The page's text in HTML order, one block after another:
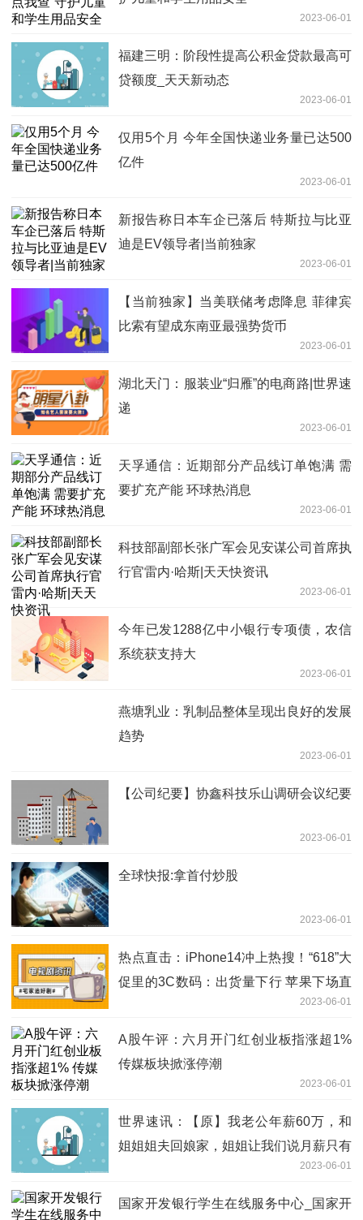
2023-06-01
福建三明：阶段性提高公积金贷款最高可
贷额度_天天新动态
2023-06-01
仅用5个月 今年全国快递业务量已达500
亿件
2023-06-01
新报告称日本车企已落后 特斯拉与比亚
迪是EV领导者|当前独家
2023-06-01
【当前独家】当美联储考虑降息 菲律宾
比索有望成东南亚最强势货币
2023-06-01
湖北天门：服装业“归雁”的电商路|世界速
递
2023-06-01
天孚通信：近期部分产品线订单饱满 需
要扩充产能 环球热消息
2023-06-01
科技部副部长张广军会见安谋公司首席执
行官雷内·哈斯|天天快资讯
2023-06-01
今年已发1288亿中小银行专项债，农信
系统获支持大
2023-06-01
燕塘乳业：乳制品整体呈现出良好的发展
趋势
2023-06-01
【公司纪要】协鑫科技乐山调研会议纪要
2023-06-01
全球快报:拿首付炒股
2023-06-01
热点直击：iPhone14冲上热搜！“618”大
促里的3C数码：出货量下行 苹果下场直
2023-06-01
A股午评：六月开门红创业板指涨超1%
传媒板块掀涨停潮
2023-06-01
世界速讯：【原】我老公年薪60万，和
姐姐姐夫回娘家，姐姐让我们说月薪只有
2023-06-01
国家开发银行学生在线服务中心_国家开